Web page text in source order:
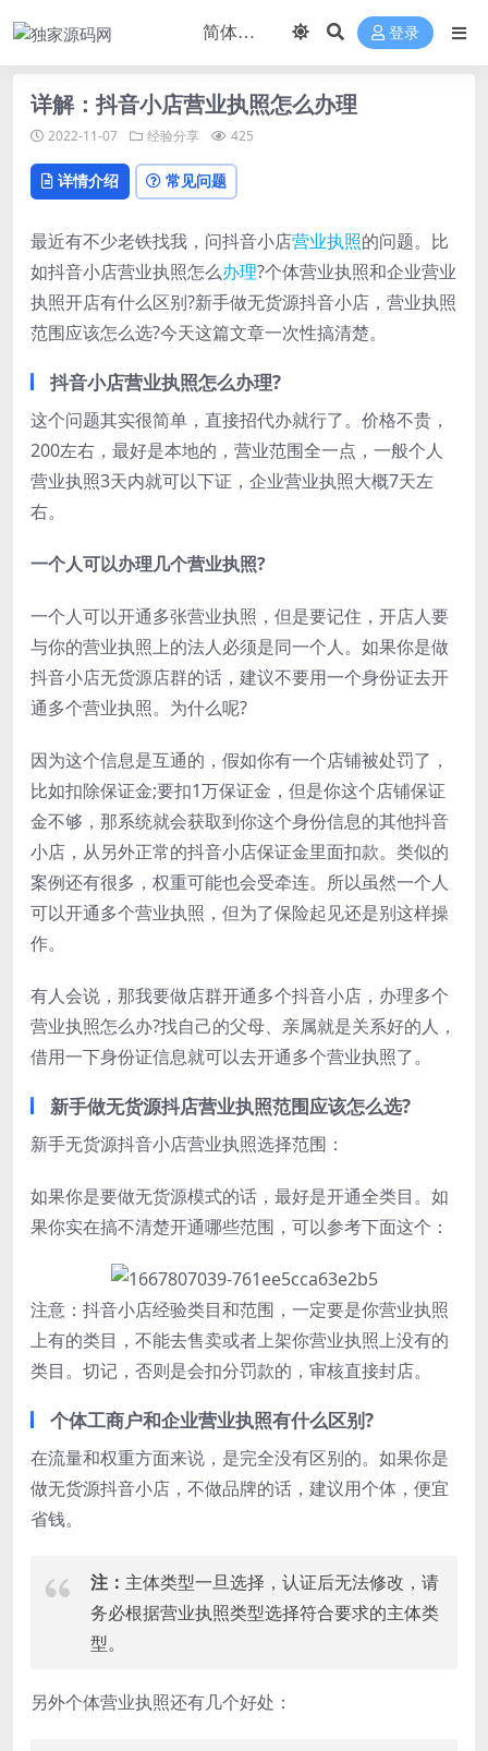
登录
详解：抖音小店营业执照怎么办理
2022-11-07 经验分享 425
详情介绍 常见问题
最近有不少老铁找我，问抖音小店营业执照的问题。比
如抖音小店营业执照怎么办理?个体营业执照和企业营业
执照开店有什么区别?新手做无货源抖音小店，营业执照
范围应该怎么选?今天这篇文章一次性搞清楚。
抖音小店营业执照怎么办理?
这个问题其实很简单，直接招代办就行了。价格不贵，
200左右，最好是本地的，营业范围全一点，一般个人
营业执照3天内就可以下证，企业营业执照大概7天左
右。
一个人可以办理几个营业执照?
一个人可以开通多张营业执照，但是要记住，开店人要
与你的营业执照上的法人必须是同一个人。如果你是做
抖音小店无货源店群的话，建议不要用一个身份证去开
通多个营业执照。为什么呢?
因为这个信息是互通的，假如你有一个店铺被处罚了，
比如扣除保证金;要扣1万保证金，但是你这个店铺保证
金不够，那系统就会获取到你这个身份信息的其他抖音
小店，从另外正常的抖音小店保证金里面扣款。类似的
案例还有很多，权重可能也会受牵连。所以虽然一个人
可以开通多个营业执照，但为了保险起见还是别这样操
作。
有人会说，那我要做店群开通多个抖音小店，办理多个
营业执照怎么办?找自己的父母、亲属就是关系好的人，
借用一下身份证信息就可以去开通多个营业执照了。
新手做无货源抖店营业执照范围应该怎么选?
新手无货源抖音小店营业执照选择范围：
如果你是要做无货源模式的话，最好是开通全类目。如
果你实在搞不清楚开通哪些范围，可以参考下面这个：
注意：抖音小店经验类目和范围，一定要是你营业执照
上有的类目，不能去售卖或者上架你营业执照上没有的
类目。切记，否则是会扣分罚款的，审核直接封店。
个体工商户和企业营业执照有什么区别?
在流量和权重方面来说，是完全没有区别的。如果你是
做无货源抖音小店，不做品牌的话，建议用个体，便宜
省钱。
注： 主体类型一旦选择，认证后无法修改，请
务必根据营业执照类型选择符合要求的主体类
型。
另外个体营业执照还有几个好处：